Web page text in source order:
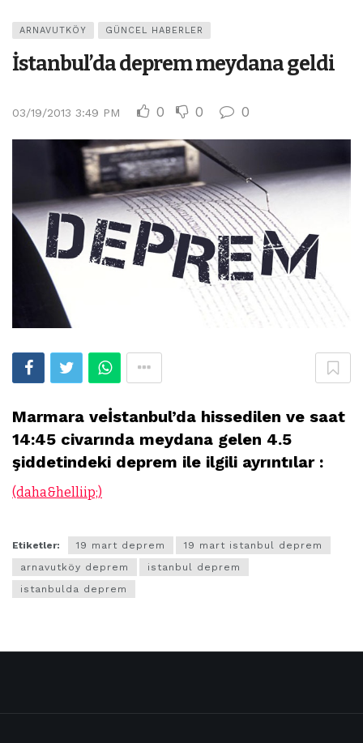
ARNAVUTKÖY GÜNCEL HABERLER
İstanbul’da deprem meydana geldi
03/19/2013 3:49 PM 0 0 0
Marmara veİstanbul’da hissedilen ve saat
14:45 civarında meydana gelen 4.5
şiddetindeki deprem ile ilgili ayrıntılar :
(daha&helliip;)
Etiketler: 19 mart deprem
19 mart istanbul deprem
arnavutköy deprem
istanbul deprem
istanbulda deprem